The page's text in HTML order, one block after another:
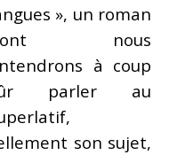
», un roman
nous
à coup
parler au
son sujet,